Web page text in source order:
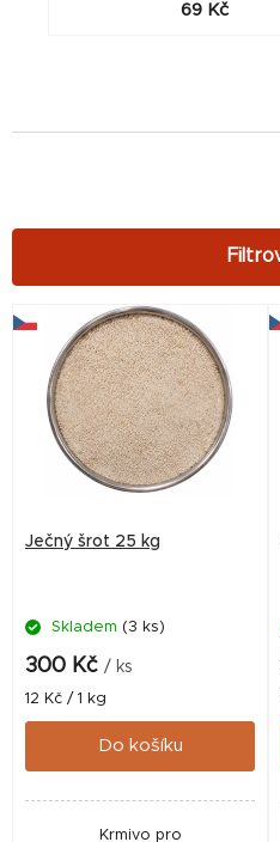
69 Kč
V
Ječný šrot 25 kg
Skladem (3 ks)
300 Kč / ks
Měrná
cena:
12 Kč / 1 kg
Do košíku
Krmivo pro